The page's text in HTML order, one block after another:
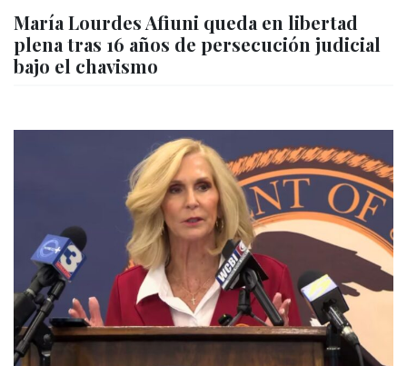
María Lourdes Afiuni queda en libertad
plena tras 16 años de persecución judicial
bajo el chavismo